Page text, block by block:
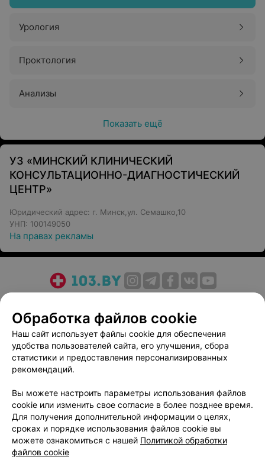
Урология
Проктология
Анализы
Показать ещё
УЗ «МИНСКИЙ КЛИНИЧЕСКИЙ
КОНСУЛЬТАЦИОННО-ДИАГНОСТИЧЕСКИЙ
ЦЕНТР»
Юридический адрес: г. Минск,ул. Семашко,10
УНП: 100149050
На правах рекламы
Медицинский маркетинг
Публичный договор
Пользовательское соглашение
Способы оплаты
Вакансии
Партнеры
Написать руководителю 103.by
Персональные настройки cookie
Обработка персональных данных
Обработка файлов cookie
Наш сайт использует файлы cookie для обеспечения
удобства пользователей сайта, его улучшения, сбора
статистики и предоставления персонализированных
рекомендаций.
Вы можете настроить параметры использования файлов
cookie или изменить свое согласие в более позднее время.
Для получения дополнительной информации о целях,
сроках и порядке использования файлов cookie вы
можете ознакомиться с нашей Политикой обработки
файлов cookie